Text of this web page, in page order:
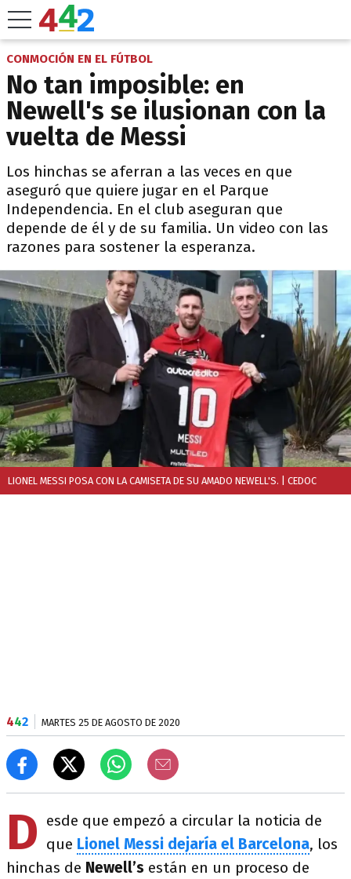
CONMOCIÓN EN EL FÚTBOL
No tan imposible: en
Newell's se ilusionan con la
vuelta de Messi
Los hinchas se aferran a las veces en que
aseguró que quiere jugar en el Parque
Independencia. En el club aseguran que
depende de él y de su familia. Un video con las
razones para sostener la esperanza.
LIONEL MESSI POSA CON LA CAMISETA DE SU AMADO NEWELL'S. | CEDOC
442 MARTES 25 DE AGOSTO DE 2020
D esde que empezó a circular la noticia de
que Lionel Messi dejaría el Barcelona, los
hinchas de Newell’s están en un proceso de